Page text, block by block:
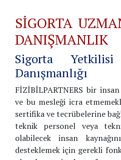
SİGORTA
DANIŞMANLIK
Sigorta
Danışmanlığı
FİZİBİLPARTNERS bir
ve bu mesleği icra
sertifika ve tecrübelerine
teknik personel veya
olabilecek insan
desteklemek için gerekli